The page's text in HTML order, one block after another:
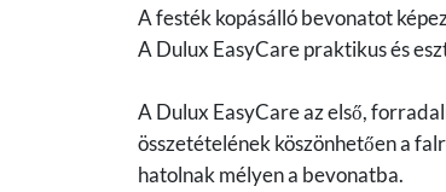
A festék kopásálló bevonatot
A Dulux EasyCare praktikus és
A Dulux EasyCare az első,
összetételének köszönhetően a
hatolnak mélyen a bevonatba.